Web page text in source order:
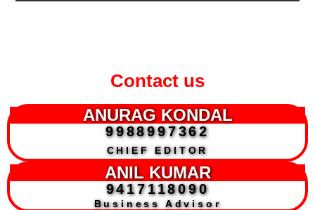
Contact us
ANURAG KONDAL
9988997362
CHIEF EDITOR
ANIL KUMAR
9417118090
Business Advisor